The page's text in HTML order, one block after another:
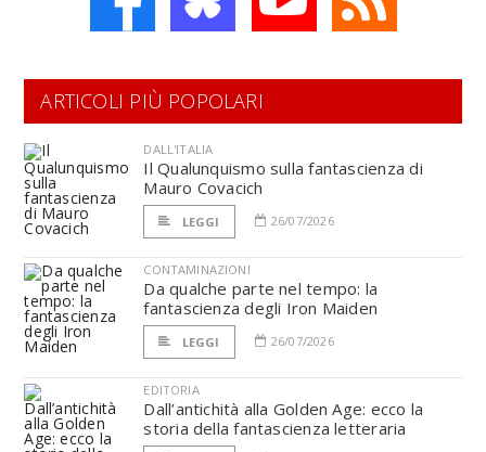
ARTICOLI PIÙ POPOLARI
DALL'ITALIA
Il Qualunquismo sulla fantascienza di
Mauro Covacich
LEGGI 26/07/2026
CONTAMINAZIONI
Da qualche parte nel tempo: la
fantascienza degli Iron Maiden
LEGGI 26/07/2026
EDITORIA
Dall’antichità alla Golden Age: ecco la
storia della fantascienza letteraria